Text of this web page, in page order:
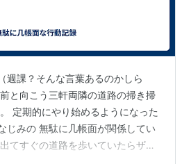
週課？そんな言葉あるのかしら
と向こう三軒両隣の道路の掃き掃
定期的にやり始めるようになった
じみの 無駄に几帳面が関係してい
てすぐの道路を歩いていたらザラ